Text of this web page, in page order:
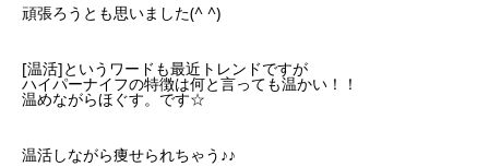
頑張ろうとも思いました(^ ^)
[温活]というワードも最近トレンドですが
ハイパーナイフの特徴は何と言っても温かい！！
温めながらほぐす。です☆
温活しながら痩せられちゃう♪♪